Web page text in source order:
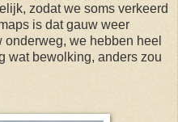
zodat we soms verkeerd
is dat gauw weer
we hebben heel
wat bewolking, anders zou